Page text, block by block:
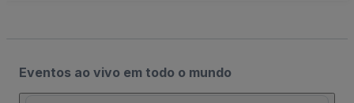
Eventos ao vivo em todo o mundo